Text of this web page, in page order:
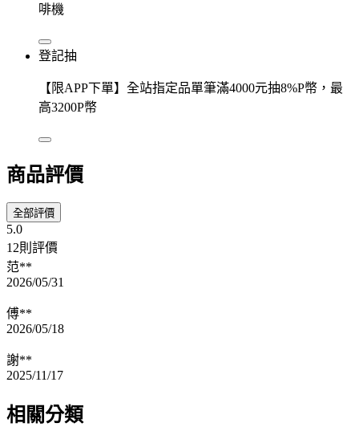
啡機
登記抽
【限APP下單】全站指定品單筆滿4000元抽8%P幣，最
高3200P幣
商品評價
全部評價
5.0
12則評價
范**
2026/05/31
傅**
2026/05/18
謝**
2025/11/17
相關分類